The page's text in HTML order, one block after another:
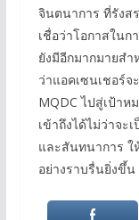
จินตนาการ ที่รังส
เชื่อว่าโอกาสใน
ยังมีอีกมากมายส
ว่าแอคเซนเชอร์
MQDC ไปสู่เป้า
เข้าถึงได้ไม่ว่าจะ
และสันทนาการ ใ
อย่างราบรื่นยิ่งขึ้น